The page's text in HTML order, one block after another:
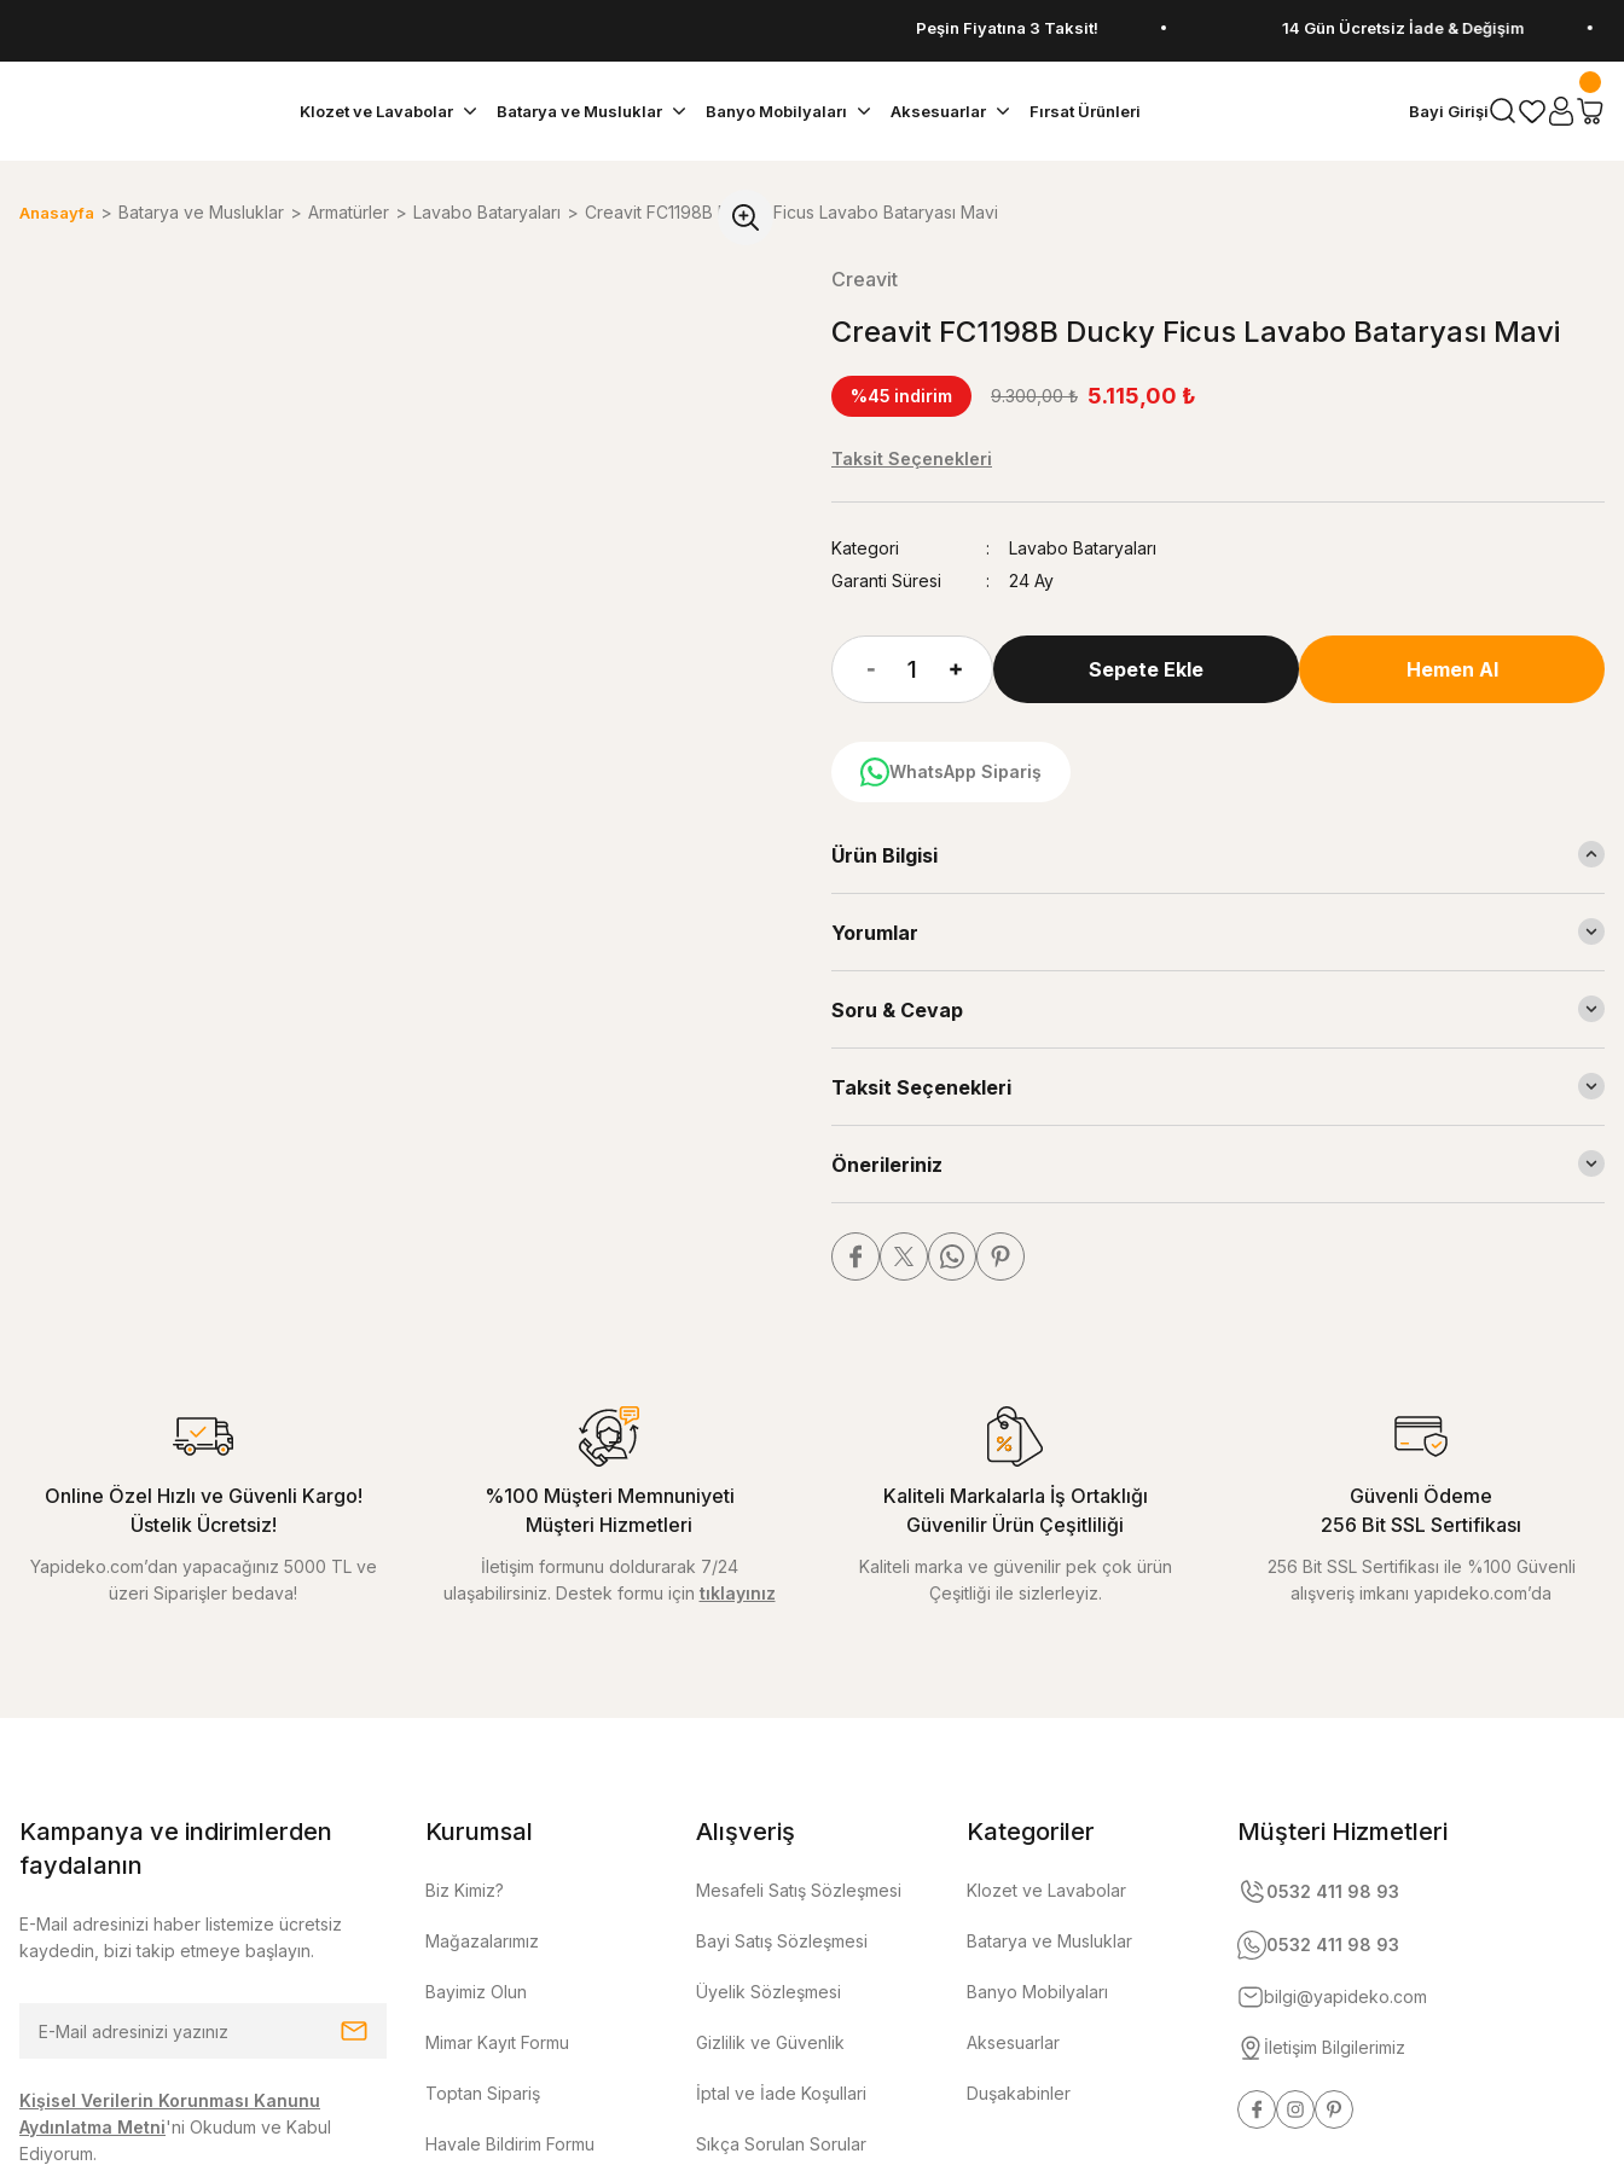
Peşin Fiyatına 3 Taksit! 14 Gün Ücretsiz İade & Değişim
Klozet ve Lavabolar Batarya ve Musluklar Banyo Mobilyaları Aksesuarlar Fırsat Ürünleri Bayi Girişi
Anasayfa Batarya ve Musluklar Armatürler Lavabo Bataryaları Creavit FC1198B Ducky Ficus Lavabo Bataryası Mavi
Creavit
Creavit FC1198B Ducky Ficus Lavabo Bataryası Mavi
%45 indirim 9.300,00 ₺ 5.115,00 ₺
Taksit Seçenekleri
Kategori
Lavabo Bataryaları
Garanti Süresi
24 Ay
Sepete Ekle Hemen Al
WhatsApp Sipariş
Ürün Bilgisi
Yorumlar
Soru & Cevap
Taksit Seçenekleri
Önerileriniz
Online Özel Hızlı ve Güvenli Kargo!
Üstelik Ücretsiz!
Yapideko.com’dan yapacağınız 5000 TL ve
üzeri Siparişler bedava!
%100 Müşteri Memnuniyeti
Müşteri Hizmetleri
İletişim formunu doldurarak 7/24
ulaşabilirsiniz. Destek formu için tıklayınız
Kaliteli Markalarla İş Ortaklığı
Güvenilir Ürün Çeşitliliği
Kaliteli marka ve güvenilir pek çok ürün
Çeşitliği ile sizlerleyiz.
Güvenli Ödeme
256 Bit SSL Sertifikası
256 Bit SSL Sertifikası ile %100 Güvenli
alışveriş imkanı yapıdeko.com’da
Kampanya ve indirimlerden
faydalanın
E-Mail adresinizi haber listemize ücretsiz
kaydedin, bizi takip etmeye başlayın.
Kişisel Verilerin Korunması Kanunu
Aydınlatma Metni'ni Okudum ve Kabul
Ediyorum.
Kurumsal
Biz Kimiz?
Mağazalarımız
Bayimiz Olun
Mimar Kayıt Formu
Toptan Sipariş
Havale Bildirim Formu
Alışveriş
Mesafeli Satış Sözleşmesi
Bayi Satış Sözleşmesi
Üyelik Sözleşmesi
Gizlilik ve Güvenlik
İptal ve İade Koşullari
Sıkça Sorulan Sorular
Kategoriler
Klozet ve Lavabolar
Batarya ve Musluklar
Banyo Mobilyaları
Aksesuarlar
Duşakabinler
Müşteri Hizmetleri
0532 411 98 93
0532 411 98 93
bilgi@yapideko.com
İletişim Bilgilerimiz